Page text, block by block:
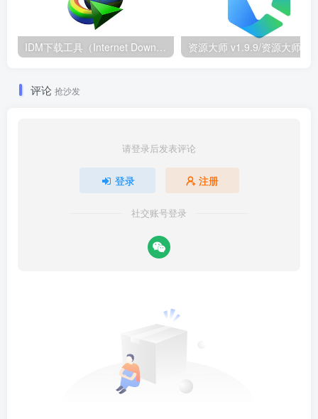
IDM下载工具（Internet Download Manager）v6.43.8 中文绿色特别版
评论 抢沙发
请登录后发表评论
登录 注册
社交账号登录